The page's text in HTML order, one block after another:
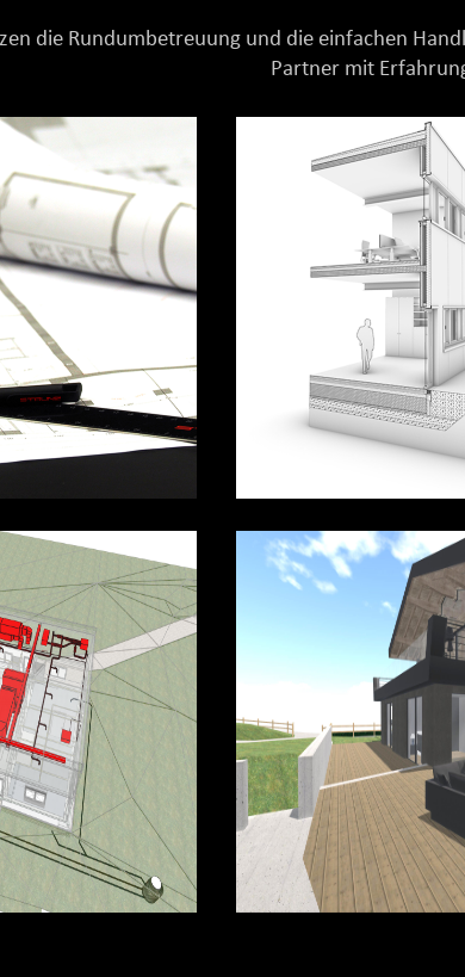
die Rundumbetreuung und die einfachen
Partner mit